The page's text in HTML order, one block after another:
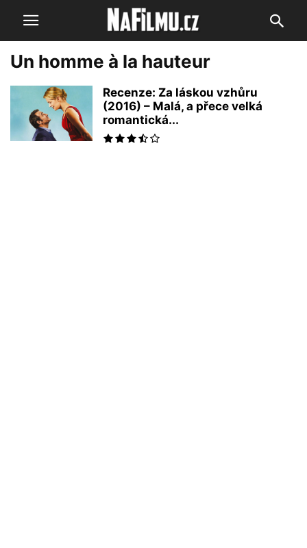
Un homme à la hauteur
Recenze: Za láskou vzhůru
(2016) – Malá, a přece velká
romantická...